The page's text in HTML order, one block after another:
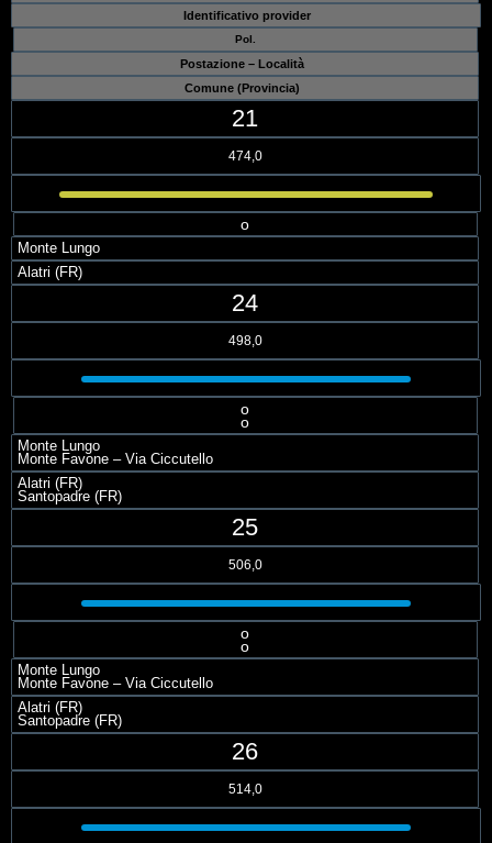
Identificativo provider
Pol.
Postazione – Località
Comune (Provincia)
21
474,0
o
Monte Lungo
Alatri (FR)
24
498,0
o
o
Monte Lungo
Monte Favone – Via Ciccutello
Alatri (FR)
Santopadre (FR)
25
506,0
o
o
Monte Lungo
Monte Favone – Via Ciccutello
Alatri (FR)
Santopadre (FR)
26
514,0